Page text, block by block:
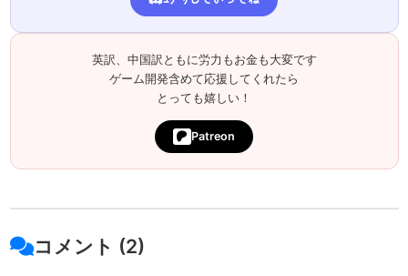
英訳、中国訳ともに労力もお金も大変です
ゲーム開発含めて応援してくれたら
とっても嬉しい！
Patreon
コメント (2)